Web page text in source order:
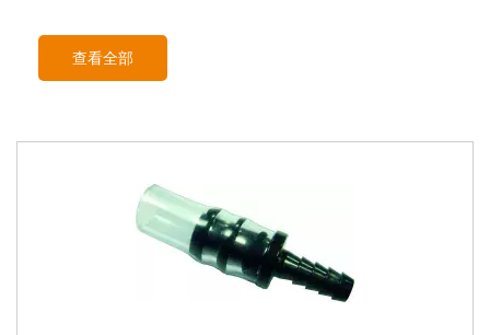
查看全部